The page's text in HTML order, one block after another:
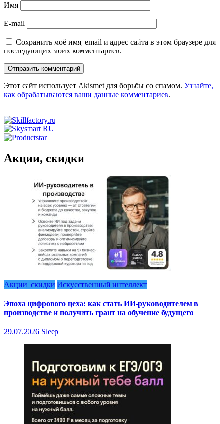
Имя
E-mail
Сохранить моё имя, email и адрес сайта в этом браузере для
последующих моих комментариев.
Этот сайт использует Akismet для борьбы со спамом. Узнайте,
как обрабатываются ваши данные комментариев.
Акции, скидки
Акции, скидки Искусственный интеллект
Эпоха цифрового цеха: как стать ИИ-руководителем в
производстве и получить грант на обучение будущего
29.07.2026 Sleep